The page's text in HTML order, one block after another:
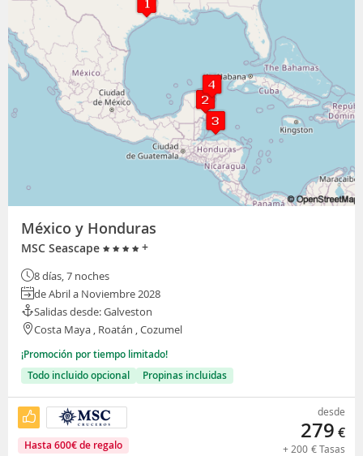
México y Honduras
MSC Seascape +
8 días, 7 noches
de Abril a Noviembre 2028
Salidas desde: Galveston
Costa Maya , Roatán , Cozumel
¡Promoción por tiempo limitado!
Todo incluido opcional
Propinas incluidas
Hasta 600€de regalo
desde
279 €
+ 200 €Tasas